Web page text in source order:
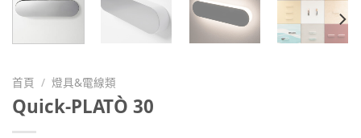
首頁 / 燈具&電線類
Quick-PLATÒ 30